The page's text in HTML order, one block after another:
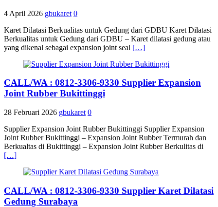
4 April 2026 gbukaret 0
Karet Dilatasi Berkualitas untuk Gedung dari GDBU Karet Dilatasi
Berkualitas untuk Gedung dari GDBU – Karet dilatasi gedung atau
yang dikenal sebagai expansion joint seal […]
CALL/WA : 0812-3306-9330 Supplier Expansion
Joint Rubber Bukittinggi
28 Februari 2026 gbukaret 0
Supplier Expansion Joint Rubber Bukittinggi Supplier Expansion
Joint Rubber Bukittinggi – Expansion Joint Rubber Termurah dan
Berkualtas di Bukittinggi – Expansion Joint Rubber Berkulitas di
[…]
CALL/WA : 0812-3306-9330 Supplier Karet Dilatasi
Gedung Surabaya